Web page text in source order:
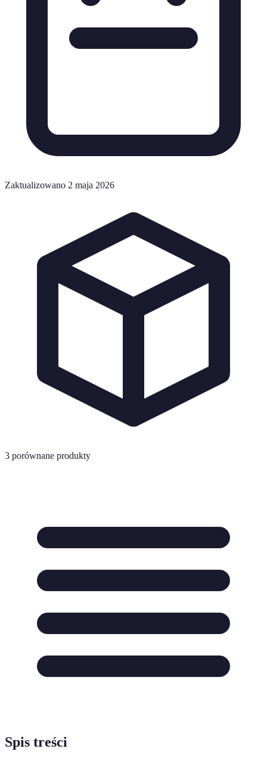
Zaktualizowano 2 maja 2026
3 porównane produkty
Spis treści